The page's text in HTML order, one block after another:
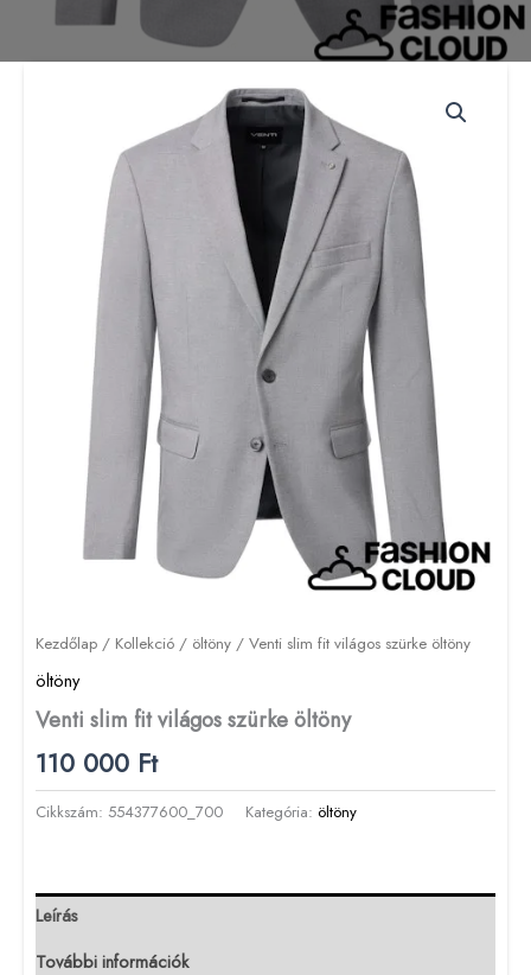
Kezdőlap / Kollekció / öltöny / Venti slim fit világos szürke öltöny
öltöny
Venti slim fit világos szürke öltöny
110 000 Ft
Cikkszám: 554377600_700 Kategória: öltöny
Leírás
További információk